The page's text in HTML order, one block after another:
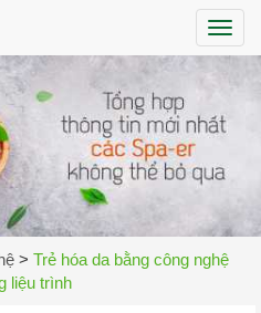
> Trẻ hóa da bằng công nghệ
liệu trình